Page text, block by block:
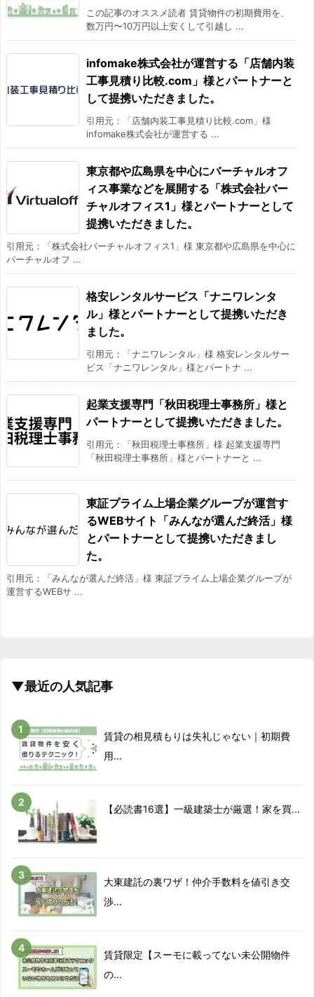
この記事のオススメ読者 賃貸物件の初期費用を、
数万円〜10万円以上安くして引越し ...
infomake株式会社が運営する「店舗内装
工事見積り比較.com」様とパートナーと
して提携いただきました。
引用元：「店舗内装工事見積り比較.com」様
infomake株式会社が運営する ...
東京都や広島県を中心にバーチャルオフ
ィス事業などを展開する「株式会社バー
チャルオフィス1」様とパートナーとして
提携いただきました。
引用元：「株式会社バーチャルオフィス1」様 東京都や広島県を中心に
バーチャルオフ ...
格安レンタルサービス「ナニワレンタ
ル」様とパートナーとして提携いただき
ました。
引用元：「ナニワレンタル」様 格安レンタルサー
ビス「ナニワレンタル」様とパートナ ...
起業支援専門「秋田税理士事務所」様と
パートナーとして提携いただきました。
引用元：「秋田税理士事務所」様 起業支援専門
「秋田税理士事務所」様とパートナーと ...
東証プライム上場企業グループが運営す
るWEBサイト「みんなが選んだ終活」様
とパートナーとして提携いただきまし
た。
引用元：「みんなが選んだ終活」様 東証プライム上場企業グループが
運営するWEBサ ...
▼最近の人気記事
賃貸の相見積もりは失礼じゃない｜初期費
用...
【必読書16選】一級建築士が厳選！家を買...
大東建託の裏ワザ！仲介手数料を値引き交
渉...
賃貸限定【スーモに載ってない未公開物件
の...